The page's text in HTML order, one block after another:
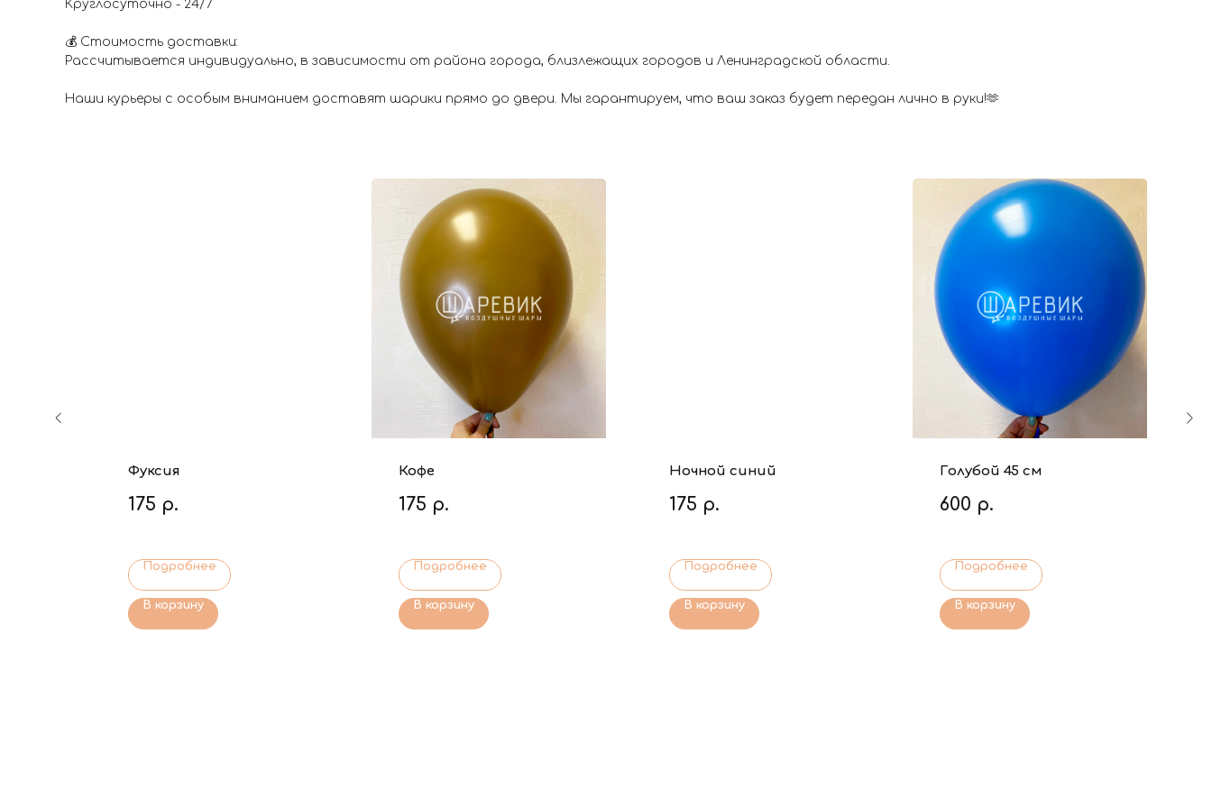
Круглосуточно - 24/7
💰 Стоимость доставки:
Рассчитывается индивидуально, в зависимости от района города, близлежащих городов и Ленинградской области.
Наши курьеры с особым вниманием доставят шарики прямо до двери. Мы гарантируем, что ваш заказ будет передан лично в руки!🫶
Фуксия
175 р.
Подробнее
В корзину
Кофе
175 р.
Подробнее
В корзину
Ночной синий
175 р.
Подробнее
В корзину
Голубой 45 см
600 р.
Подробнее
В корзину